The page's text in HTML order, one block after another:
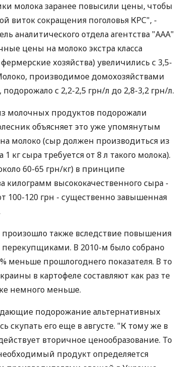
молока заранее повысили цены, чтобы
виток сокращения поголовья КРС", -
аналитического отдела агентства "ААА"
цены на молоко экстра класса
хозяйства) увеличились с 3,5-
производимое домохозяйствами
подорожало с 2,2-2,5 грн/л до 2,8-3,2 грн/л.
молочных продуктов подорожали
объясняет это уже упомянутым
молоко (сыр должен производиться из
1 кг сыра требуется от 8 л такого молока).
60-65 грн/кг) в принципе
килограмм высококачественного сыра -
100-120 грн - существенно завышенная
также вследствие повышения
В 2010-м было собрано
меньше прошлогоднего показателя. В то
в картофеле составляют как раз те
немного меньше.
подорожание альтернативных
скупать его еще в августе. "К тому же в
вторичное ценообразование. То
продукт определяется